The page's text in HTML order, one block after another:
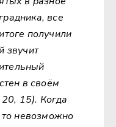
все
получили
звучит
в своём
15). Когда
то невозможно